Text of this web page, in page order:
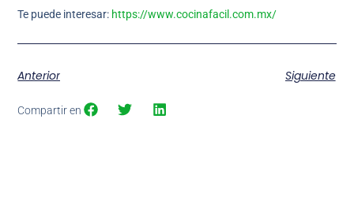
Te puede interesar: https://www.cocinafacil.com.mx/
Anterior Siguiente
Compartir en